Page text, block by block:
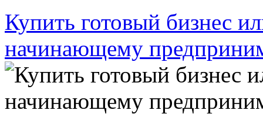
Купить готовый бизнес
начинающему